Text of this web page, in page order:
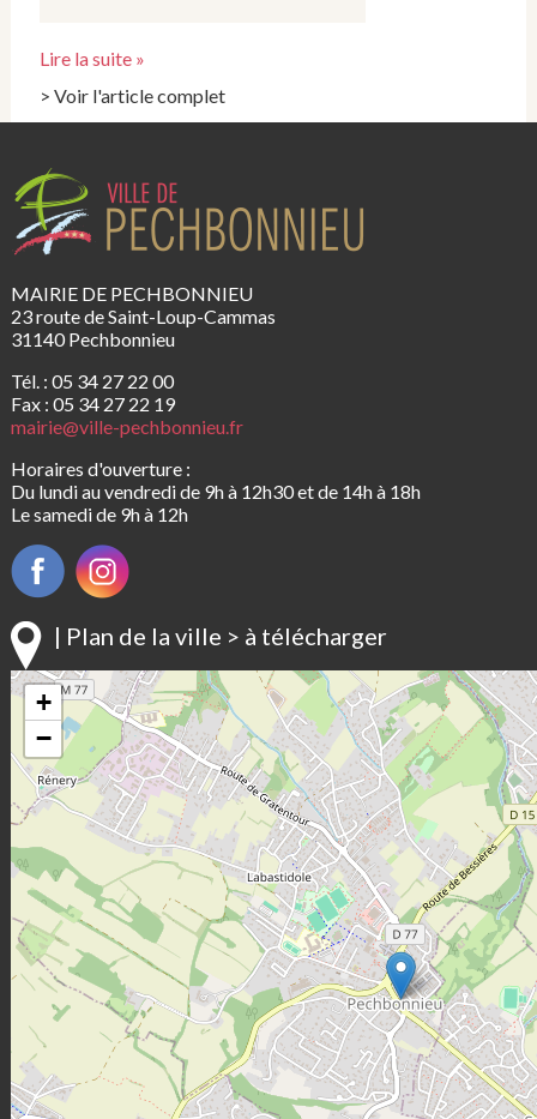
Lire la suite »
> Voir l'article complet
MAIRIE DE PECHBONNIEU
23 route de Saint-Loup-Cammas
31140 Pechbonnieu
Tél. : 05 34 27 22 00
Fax : 05 34 27 22 19
mairie@ville-pechbonnieu.fr
Horaires d'ouverture :
Du lundi au vendredi de 9h à 12h30 et de 14h à 18h
Le samedi de 9h à 12h
| Plan de la ville > à télécharger
+
−